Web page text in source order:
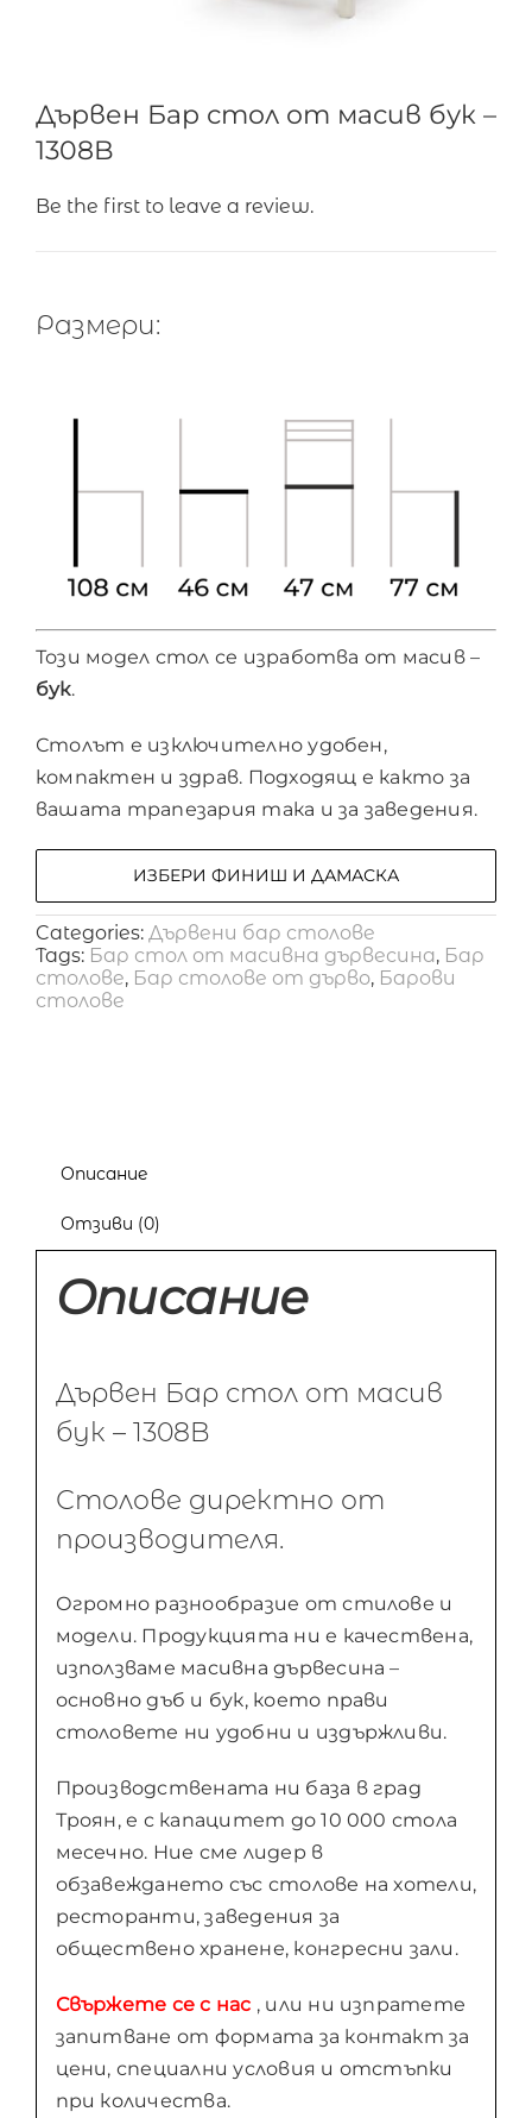
Дървен Бар стол от масив бук –
1308B
Be the first to leave a review.
Размери:
Този модел стол се изработва от масив –
бук.
Столът е изключително удобен,
компактен и здрав. Подходящ е както за
вашата трапезария така и за заведения.
ИЗБЕРИ ФИНИШ И ДАМАСКА
Categories: Дървени бар столове
Tags: Бар стол от масивна дървесина, Бар
столове, Бар столове от дърво, Барови
столове
Описание
Отзиви (0)
Описание
Дървен Бар стол от масив
бук – 1308B
Столове директно от
производителя.
Огромно разнообразие от стилове и
модели. Продукцията ни е качествена,
използваме масивна дървесина –
основно дъб и бук, което прави
столовете ни удобни и издържливи.
Производствената ни база в град
Троян, е с капацитет до 10 000 стола
месечно. Ние сме лидер в
обзавеждането със столове на хотели,
ресторанти, заведения за
обществено хранене, конгресни зали.
Свържете се с нас , или ни изпратете
запитване от формата за контакт за
цени, специални условия и отстъпки
при количества.